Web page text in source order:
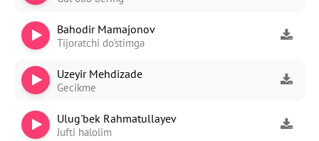
Bahodir Mamajonov
Tijoratchi do'stimga
Uzeyir Mehdizade
Gecikme
Ulug'bek Rahmatullayev
Jufti halolim